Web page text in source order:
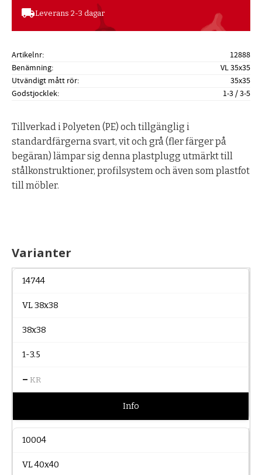
local_shippingLeverans 2-3 dagar
Artikelnr
12888
Benämning
VL 35x35
Utvändigt mått rör
35x35
Godstjocklek
1-3 / 3-5
Tillverkad i Polyeten (PE) och tillgänglig i
standardfärgerna svart, vit och grå (fler färger på
begäran) lämpar sig denna plastplugg utmärkt till
stålkonstruktioner, profilsystem och även som plastfot
till möbler.
Varianter
14744
VL 38x38
38x38
1-3.5
– KR
Info
10004
VL 40x40